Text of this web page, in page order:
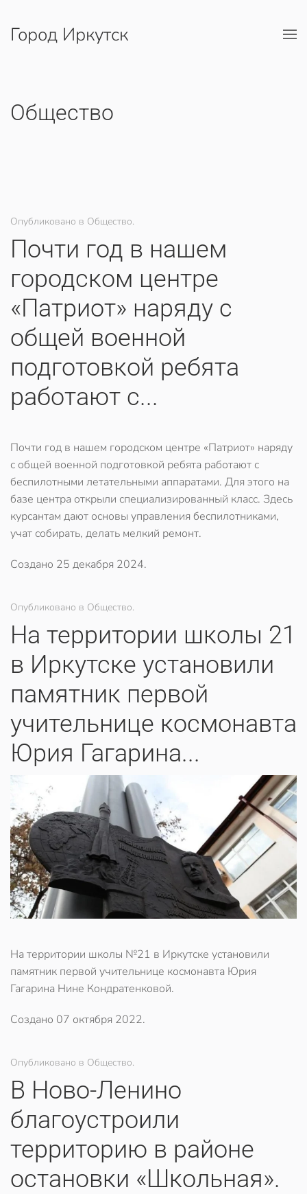
Перейти к содержимому
Город Иркутск
Общество
Опубликовано в Общество.
Почти год в нашем
городском центре
«Патриот» наряду с
общей военной
подготовкой ребята
работают с...
Почти год в нашем городском центре «Патриот» наряду
с общей военной подготовкой ребята работают с
беспилотными летательными аппаратами. Для этого на
базе центра открыли специализированный класс. Здесь
курсантам дают основы управления беспилотниками,
учат собирать, делать мелкий ремонт.
Создано 25 декабря 2024.
Опубликовано в Общество.
На территории школы 21
в Иркутске установили
памятник первой
учительнице космонавта
Юрия Гагарина...
На территории школы №21 в Иркутске установили
памятник первой учительнице космонавта Юрия
Гагарина Нине Кондратенковой.
Создано 07 октября 2022.
Опубликовано в Общество.
В Ново-Ленино
благоустроили
территорию в районе
остановки «Школьная».